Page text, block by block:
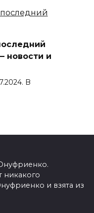
новости и
В
никакого
и взята из